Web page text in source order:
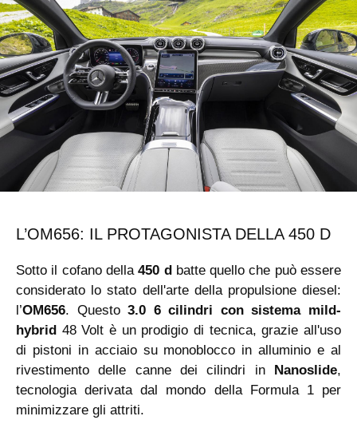
L’OM656: IL PROTAGONISTA DELLA 450 D
Sotto il cofano della450 dbatte quello che può essere
considerato lo stato dell'arte della propulsione diesel:
l’OM656. Questo3.0 6 cilindri con sistema mild-
hybrid 48 Volt è un prodigio di tecnica, grazie all'uso
di pistoni in acciaio su monoblocco in alluminio e al
rivestimento delle canne dei cilindri in Nanoslide,
tecnologia derivata dal mondo della Formula 1 per
minimizzare gli attriti.